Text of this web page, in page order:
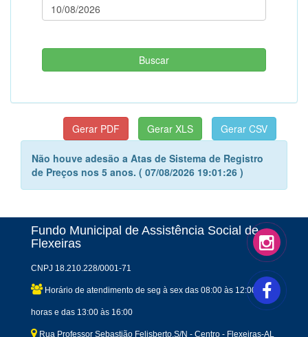
Não houve adesão a Atas de Sistema de Registro
de Preços nos 5 anos. ( 07/08/2026 19:01:26 )
Fundo Municipal de Assistência Social de
Flexeiras
CNPJ 18.210.228/0001-71
Horário de atendimento de seg à sex das 08:00 às 12:00
horas e das 13:00 às 16:00
Rua Professor Sebastião Felisberto,S/N - Centro - Flexeiras-AL